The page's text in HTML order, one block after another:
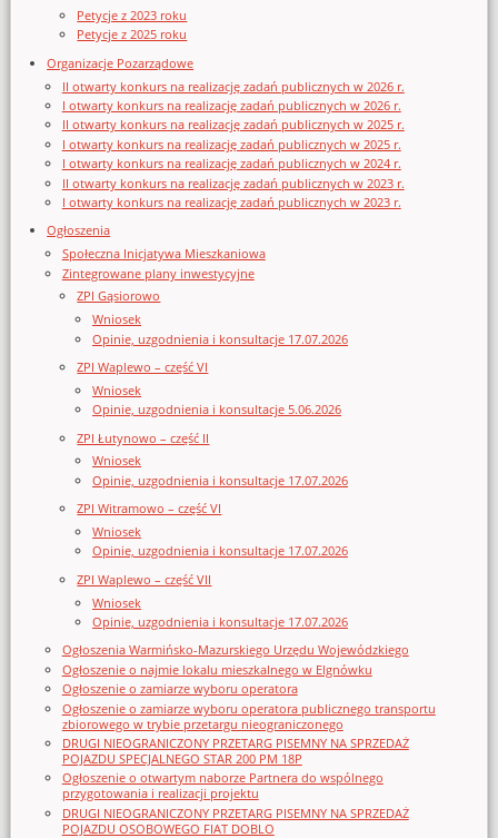
Petycje z 2023 roku
Petycje z 2025 roku
Organizacje Pozarządowe
II otwarty konkurs na realizację zadań publicznych w 2026 r.
I otwarty konkurs na realizację zadań publicznych w 2026 r.
II otwarty konkurs na realizację zadań publicznych w 2025 r.
I otwarty konkurs na realizację zadań publicznych w 2025 r.
I otwarty konkurs na realizację zadań publicznych w 2024 r.
II otwarty konkurs na realizację zadań publicznych w 2023 r.
I otwarty konkurs na realizację zadań publicznych w 2023 r.
Ogłoszenia
Społeczna Inicjatywa Mieszkaniowa
Zintegrowane plany inwestycyjne
ZPI Gąsiorowo
Wniosek
Opinie, uzgodnienia i konsultacje 17.07.2026
ZPI Waplewo – część VI
Wniosek
Opinie, uzgodnienia i konsultacje 5.06.2026
ZPI Łutynowo – część II
Wniosek
Opinie, uzgodnienia i konsultacje 17.07.2026
ZPI Witramowo – część VI
Wniosek
Opinie, uzgodnienia i konsultacje 17.07.2026
ZPI Waplewo – część VII
Wniosek
Opinie, uzgodnienia i konsultacje 17.07.2026
Ogłoszenia Warmińsko-Mazurskiego Urzędu Wojewódzkiego
Ogłoszenie o najmie lokalu mieszkalnego w Elgnówku
Ogłoszenie o zamiarze wyboru operatora
Ogłoszenie o zamiarze wyboru operatora publicznego transportu
zbiorowego w trybie przetargu nieograniczonego
DRUGI NIEOGRANICZONY PRZETARG PISEMNY NA SPRZEDAŻ
POJAZDU SPECJALNEGO STAR 200 PM 18P
Ogłoszenie o otwartym naborze Partnera do wspólnego
przygotowania i realizacji projektu
DRUGI NIEOGRANICZONY PRZETARG PISEMNY NA SPRZEDAŻ
POJAZDU OSOBOWEGO FIAT DOBLO